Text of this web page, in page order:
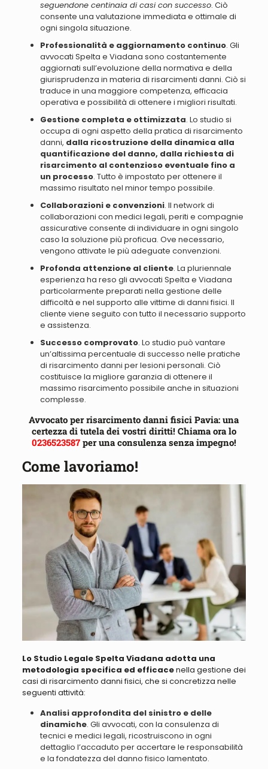
seguendone centinaia di casi con successo. Ciò
consente una valutazione immediata e ottimale di
ogni singola situazione.
Professionalità e aggiornamento continuo. Gli
avvocati Spelta e Viadana sono costantemente
aggiornati sull’evoluzione della normativa e della
giurisprudenza in materia di risarcimenti danni. Ciò si
traduce in una maggiore competenza, efficacia
operativa e possibilità di ottenere i migliori risultati.
Gestione completa e ottimizzata. Lo studio si
occupa di ogni aspetto della pratica di risarcimento
danni, dalla ricostruzione della dinamica alla
quantificazione del danno, dalla richiesta di
risarcimento al contenzioso eventuale fino a
un processo. Tutto è impostato per ottenere il
massimo risultato nel minor tempo possibile.
Collaborazioni e convenzioni. Il network di
collaborazioni con medici legali, periti e compagnie
assicurative consente di individuare in ogni singolo
caso la soluzione più proficua. Ove necessario,
vengono attivate le più adeguate convenzioni.
Profonda attenzione al cliente. La pluriennale
esperienza ha reso gli avvocati Spelta e Viadana
particolarmente preparati nella gestione delle
difficoltà e nel supporto alle vittime di danni fisici. Il
cliente viene seguito con tutto il necessario supporto
e assistenza.
Successo comprovato. Lo studio può vantare
un’altissima percentuale di successo nelle pratiche
di risarcimento danni per lesioni personali. Ciò
costituisce la migliore garanzia di ottenere il
massimo risarcimento possibile anche in situazioni
complesse.
Avvocato per risarcimento danni fisici Pavia: una
certezza di tutela dei vostri diritti! Chiama ora lo
0236523587 per una consulenza senza impegno!
Come lavoriamo!
Lo Studio Legale Spelta Viadana adotta una
metodologia specifica ed efficacenella gestione dei
casi di risarcimento danni fisici, che si concretizza nelle
seguenti attività:
Analisi approfondita del sinistro e delle
dinamiche. Gli avvocati, con la consulenza di
tecnici e medici legali, ricostruiscono in ogni
dettaglio l’accaduto per accertare le responsabilità
e la fondatezza del danno fisico lamentato.